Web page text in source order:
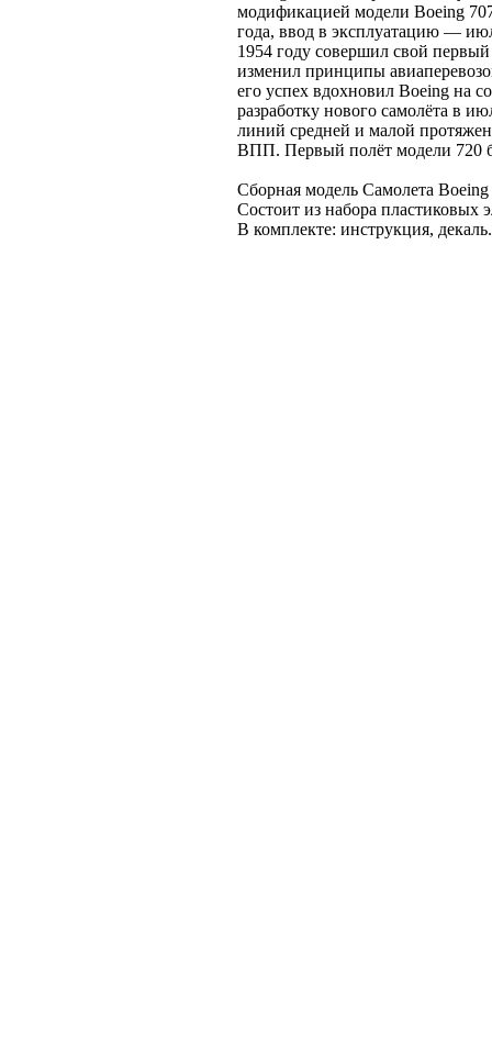
модификацией модели Boeing
года, ввод в эксплуатацию —
1954 году совершил свой
изменил принципы
его успех вдохновил Boeing на
разработку нового самолёта в
линий средней и малой
ВПП. Первый полёт модели 720
Сборная модель Самолета
Состоит из набора пластиковых
В комплекте: инструкция, декаль.